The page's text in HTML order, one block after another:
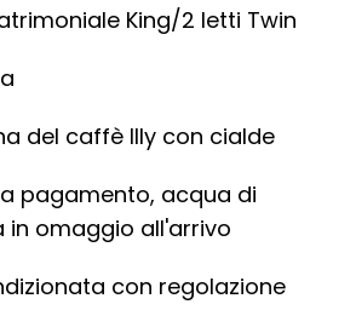
King/2 letti Twin
del caffè Illy con cialde
pagamento, acqua di
in omaggio all'arrivo
con regolazione